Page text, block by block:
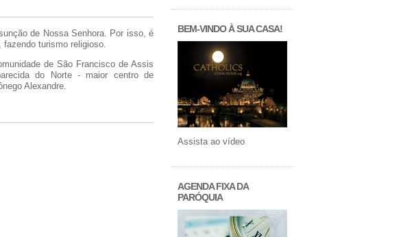
de Nossa Senhora. Por isso, é
turismo religioso.
de São Francisco de Assis
do Norte - maior centro de
Alexandre.
BEM-VINDO À SUA CASA!
Assista ao vídeo
AGENDA FIXA DA
PARÓQUIA